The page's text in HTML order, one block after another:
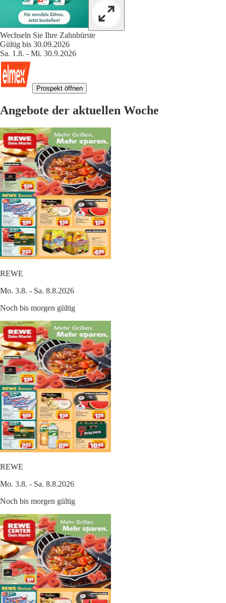
Wechseln Sie Ihre Zahnbürste
Gültig bis 30.09.2026
Sa. 1.8. - Mi. 30.9.2026
Prospekt öffnen
Angebote der aktuellen Woche
REWE
Mo. 3.8. - Sa. 8.8.2026
Noch bis morgen gültig
REWE
Mo. 3.8. - Sa. 8.8.2026
Noch bis morgen gültig